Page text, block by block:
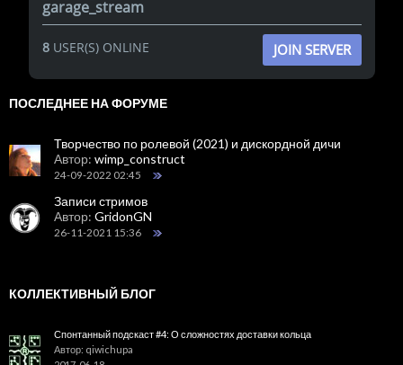
garage_stream
8USER(S) ONLINE JOIN SERVER
ПОСЛЕДНЕЕ НА ФОРУМЕ
Творчество по ролевой (2021) и дискордной дичи
Автор: wimp_construct
24-09-2022 02:45
Записи стримов
Автор: GridonGN
26-11-2021 15:36
КОЛЛЕКТИВНЫЙ БЛОГ
Спонтанный подскаст #4: О сложностях доставки кольца
Автор: qiwichupa